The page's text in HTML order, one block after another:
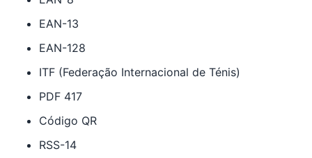
EAN-13
EAN-128
ITF (Federação Internacional de Ténis)
PDF 417
Código QR
RSS-14